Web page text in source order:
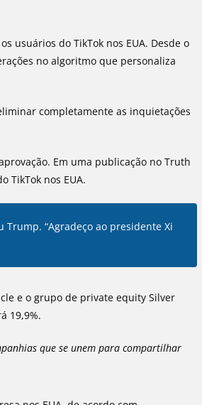
usuários do TikTok nos EUA. Desde o
no algoritmo que personaliza
completamente as inquietações
Em uma publicação no Truth
TikTok nos EUA.
Trump. “Agradeço ao presidente Xi
e o grupo de private equity Silver
19,9%.
que se unem para compartilhar